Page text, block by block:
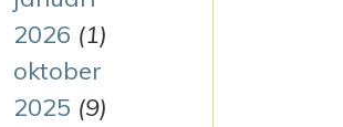
2026 (1)
oktober
2025 (9)